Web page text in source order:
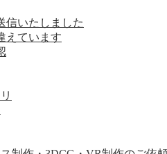
信いたしました
えています